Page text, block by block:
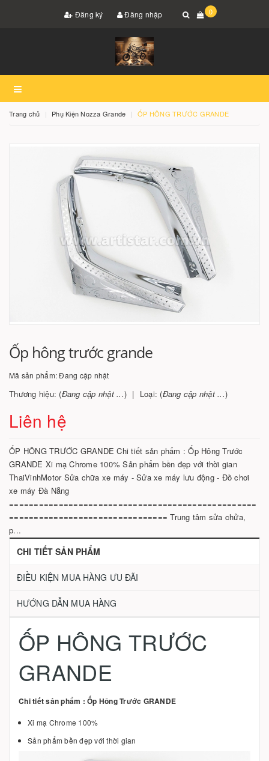
Đăng ký Đăng nhập 0
Trang chủ Phụ Kiện Nozza Grande ỐP HÔNG TRƯỚC GRANDE
Ốp hông trước grande
Mã sản phẩm:Đang cập nhật
Thương hiệu: (Đang cập nhật ...) Loại: (Đang cập nhật ...)
Liên hệ
ỐP HÔNG TRƯỚC GRANDE Chi tiết sản phẩm : Ốp Hông Trước
GRANDE Xi mạ Chrome 100% Sản phẩm bền đẹp với thời gian
ThaiVinhMotor Sửa chữa xe máy - Sửa xe máy lưu động - Đồ chơi
xe máy Đà Nẵng
==================================================
================================ Trung tâm sửa chửa,
p...
CHI TIẾT SẢN PHẨM
ĐIỀU KIỆN MUA HÀNG ƯU ĐÃI
HƯỚNG DẪN MUA HÀNG
ỐP HÔNG TRƯỚC
GRANDE
Chi tiết sản phẩm : Ốp Hông Trước GRANDE
Xi mạ Chrome 100%
Sản phẩm bền đẹp với thời gian